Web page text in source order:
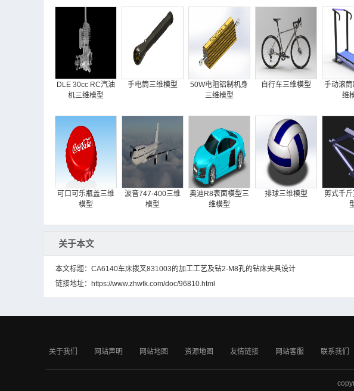
DLE 30cc RC汽油
机三维模型
手电筒三维模型
50W电阻铝制机身
三维模型
自行车三维模型
手动滚
维
可口可乐瓶盖三维
模型
波音747-400三维
模型
奥迪R8表面模型三
维模型
排球三维模型
剪式千
关于本文
本文标题：CA6140车床拨叉831003的加工工艺及钻2-M8孔的钻床夹具设计
链接地址： https://www.zhwtk.com/doc/96810.html
关于我们 网站声明 网站地图 资源地图 友情链接 网站客服 联系我们